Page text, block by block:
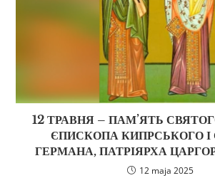
12 ТРАВНЯ – ПАМ’ЯТЬ
ЄПИСКОПА КИПРСЬКОГО І
ГЕРМАНА, ПАТРІЯРХА
12 maja 2025